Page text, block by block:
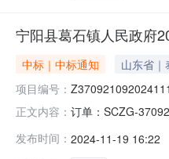
宁阳县葛石镇人民政府
中标｜中标通知 山东省
项目编号：
正文内容： 订单：SCZG-
佰捌拾捌元整四、
发布时间： 2024-11-19 16:22